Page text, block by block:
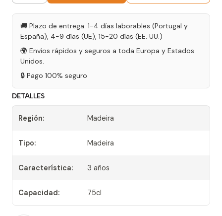
🚚 Plazo de entrega: 1-4 días laborables (Portugal y
España), 4-9 días (UE), 15-20 días (EE. UU.)
🌍 Envíos rápidos y seguros a toda Europa y Estados
Unidos.
🔒 Pago 100% seguro
DETALLES
Región: Madeira
Tipo: Madeira
Característica: 3 años
Capacidad: 75cl